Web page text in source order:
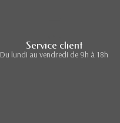
Service client
Du lundi au vendredi de 9h à 18h